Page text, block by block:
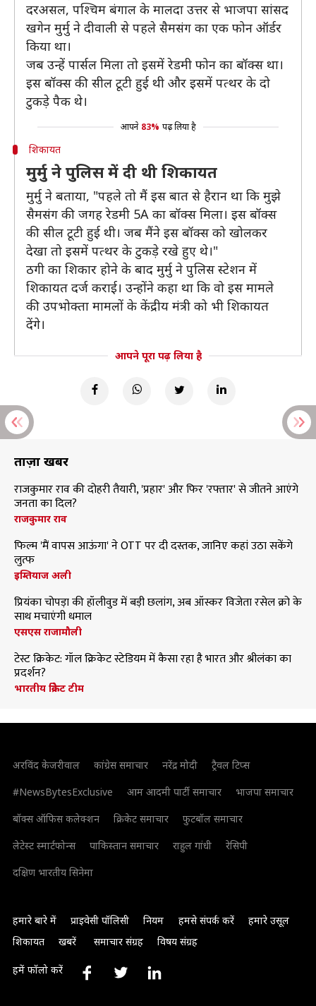
दरअसल, पश्चिम बंगाल के मालदा उत्तर से भाजपा सांसद
खगेन मुर्मु ने दीवाली से पहले सैमसंग का एक फोन ऑर्डर
किया था।
जब उन्हें पार्सल मिला तो इसमें रेडमी फोन का बॉक्स था।
इस बॉक्स की सील टूटी हुई थी और इसमें पत्थर के दो
टुकड़े पैक थे।
आपने 83% पढ़ लिया है
शिकायत
मुर्मु ने पुलिस में दी थी शिकायत
मुर्मु ने बताया, "पहले तो मैं इस बात से हैरान था कि मुझे
सैमसंग की जगह रेडमी 5A का बॉक्स मिला। इस बॉक्स
की सील टूटी हुई थी। जब मैंने इस बॉक्स को खोलकर
देखा तो इसमें पत्थर के टुकड़े रखे हुए थे।"
ठगी का शिकार होने के बाद मुर्मु ने पुलिस स्टेशन में
शिकायत दर्ज कराई। उन्होंने कहा था कि वो इस मामले
की उपभोक्ता मामलों के केंद्रीय मंत्री को भी शिकायत
देंगे।
आपने पूरा पढ़ लिया है
ताज़ा खबरें
राजकुमार राव की दोहरी तैयारी, 'प्रहार' और फिर 'रफ्तार' से जीतने आएंगे
जनता का दिल?
राजकुमार राव
फिल्म 'मैं वापस आऊंगा' ने OTT पर दी दस्तक, जानिए कहां उठा सकेंगे
लुत्फ
इम्तियाज अली
प्रियंका चोपड़ा की हॉलीवुड में बड़ी छलांग, अब ऑस्कर विजेता रसेल क्रो के
साथ मचाएंगी धमाल
एसएस राजामौली
टेस्ट क्रिकेट: गॉल क्रिकेट स्टेडियम में कैसा रहा है भारत और श्रीलंका का
प्रदर्शन?
भारतीय क्रिकेट टीम
अरविंद केजरीवाल कांग्रेस समाचार नरेंद्र मोदी
ट्रैवल टिप्स
#NewsBytesExclusive
आम आदमी पार्टी समाचार
भाजपा समाचार
बॉक्स ऑफिस कलेक्शन
क्रिकेट समाचार
फुटबॉल समाचार
लेटेस्ट स्मार्टफोन्स
पाकिस्तान समाचार राहुल गांधी
रेसिपी
दक्षिण भारतीय सिनेमा
हमारे बारे में प्राइवेसी पॉलिसी नियम हमसे संपर्क करें
हमारे उसूल
शिकायत
खबरें समाचार संग्रह विषय संग्रह
हमें फॉलो करें